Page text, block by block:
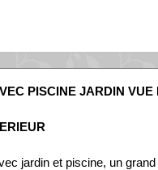
PISCINE JARDIN VUE
jardin et piscine, un